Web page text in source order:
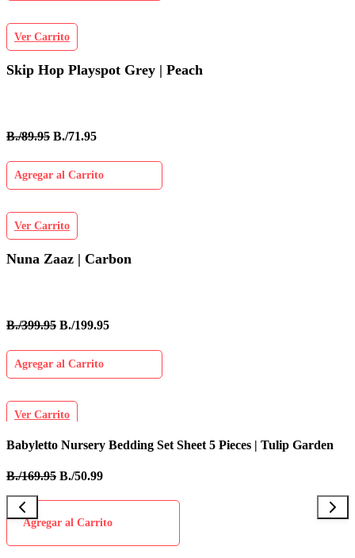
Ver Carrito
Skip Hop Playspot Grey | Peach
B./89.95 B./71.95
Agregar al Carrito
Ver Carrito
Nuna Zaaz | Carbon
B./399.95 B./199.95
Agregar al Carrito
Ver Carrito
Babyletto Nursery Bedding Set Sheet 5 Pieces | Tulip Garden
B./169.95 B./50.99
Agregar al Carrito